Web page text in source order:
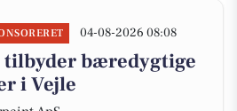
04-08-2026 08:08
tilbyder bæredygtige
i Vejle